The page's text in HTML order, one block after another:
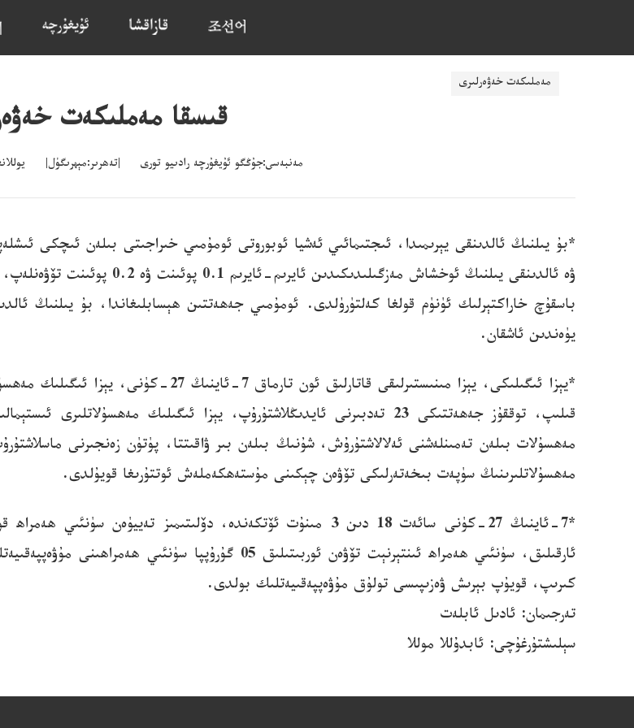
مەملىكەت خەۋەرلىرى
قىسقا مەملىكەت
مەنبەسى:جۇڭگو ئۇيغۇرچە رادىيو تورى |تەھرىر:مېھرىگۈل| يوللانغان ۋاقىت:
ۋە ئالدىنقى يىلنىڭ ئوخشاش
يۈەندىن ئاشقان.
*يېزا ئىگىلىكى، يېزا مىنىستىرلىقى قاتارلىق
قىلىپ، توققۇز جەھەتتىكى 23 تەدبىرنى ئايدىڭلاشتۇرۇپ، يېزا ئىگىلىك
مەھسۇلات بىلەن تەمىنلەشنى ئەلالاشتۇرۇش، شۇنىڭ بىلەن بىر ۋاقىتتا، پۈتۈن زەنجىرنى
مەھسۇلاتلىرىنىڭ سۈپەت بىخەتەرلىكى تۆۋەن چېكىنى مۇستەھكەملەش ئوتتۇرىغا قويۇلدى.
ئارقىلىق، سۈنئىي ھەمراھ ئىنتېرنېت تۆۋەن ئوربىتىلىق 05
كىرىپ، قويۇپ بېرىش ۋەزىپىسى تولۇق مۇۋەپپەقىيەتلىك بولدى.
تەرجىمان: ئادىل ئابلەت
سېلىشتۇرغۇچى: ئابدۇللا موللا